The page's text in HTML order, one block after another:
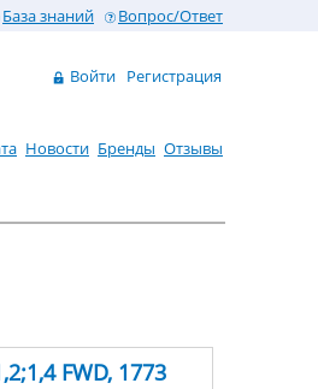
База знаний Вопрос/Ответ
Войти Регистрация
Новости Бренды Отзывы
FWD, 1773